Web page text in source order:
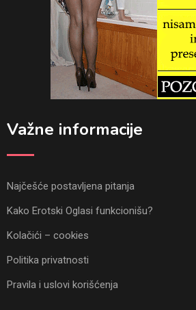
Važne informacije
Najčešće postavljena pitanja
Kako Erotski Oglasi funkcionišu?
Kolačići – cookies
Politika privatnosti
Pravila i uslovi korišćenja